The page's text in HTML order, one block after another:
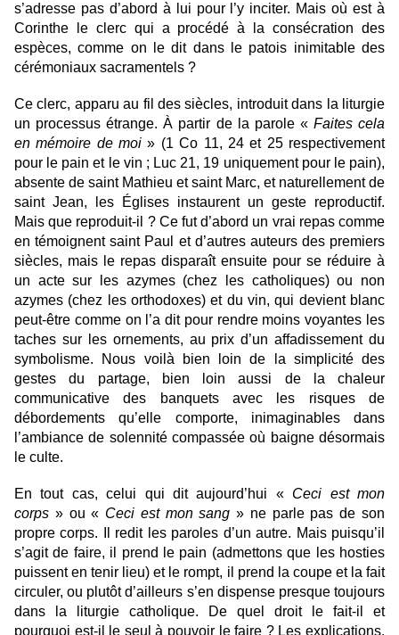
s’adresse pas d’abord à lui pour l’y inciter. Mais où est à
Corinthe le clerc qui a procédé à la consécration des
espèces, comme on le dit dans le patois inimitable des
cérémoniaux sacramentels ?
Ce clerc, apparu au fil des siècles, introduit dans la liturgie
un processus étrange. À partir de la parole « Faites cela
en mémoire de moi » (1 Co 11, 24 et 25 respectivement
pour le pain et le vin ; Luc 21, 19 uniquement pour le pain),
absente de saint Mathieu et saint Marc, et naturellement de
saint Jean, les Églises instaurent un geste reproductif.
Mais que reproduit-il ? Ce fut d’abord un vrai repas comme
en témoignent saint Paul et d’autres auteurs des premiers
siècles, mais le repas disparaît ensuite pour se réduire à
un acte sur les azymes (chez les catholiques) ou non
azymes (chez les orthodoxes) et du vin, qui devient blanc
peut-être comme on l’a dit pour rendre moins voyantes les
taches sur les ornements, au prix d’un affadissement du
symbolisme. Nous voilà bien loin de la simplicité des
gestes du partage, bien loin aussi de la chaleur
communicative des banquets avec les risques de
débordements qu’elle comporte, inimaginables dans
l’ambiance de solennité compassée où baigne désormais
le culte.
En tout cas, celui qui dit aujourd’hui « Ceci est mon
corps » ou « Ceci est mon sang » ne parle pas de son
propre corps. Il redit les paroles d’un autre. Mais puisqu’il
s’agit de faire, il prend le pain (admettons que les hosties
puissent en tenir lieu) et le rompt, il prend la coupe et la fait
circuler, ou plutôt d’ailleurs s’en dispense presque toujours
dans la liturgie catholique. De quel droit le fait-il et
pourquoi est-il le seul à pouvoir le faire ? Les explications,